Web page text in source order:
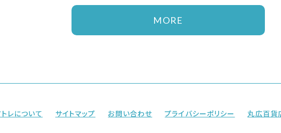
MORE
レについて サイトマップ お問い合わせ プライバシーポリシー 丸広百貨